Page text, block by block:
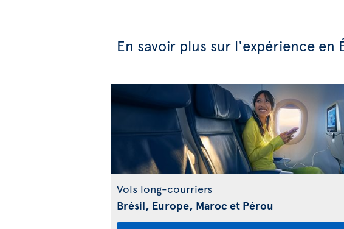
En savoir plus sur l'expérience
Vols long-courriers
Brésil, Europe, Maroc et Pérou